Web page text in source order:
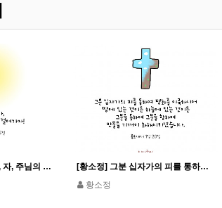
[황소정] 야곱 집안아, 자, 주님의 빛 속에 걸어가자!_이사 2,5
[황소정] 그분 십자가의 피를 통하여 평화를 이룩하시어 ... 만물을 기꺼이 화해시키셨습니다_콜로새서 1,2…
황소정